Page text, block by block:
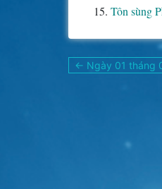
Tôn sùng
Điều
hướng
← Ngày 01 tháng